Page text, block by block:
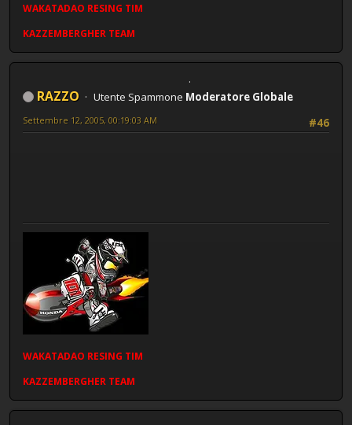
WAKATADAO RESING TIM
KAZZEMBERGHER TEAM
RAZZO Utente Spammone Moderatore Globale
#46
Settembre 12, 2005, 00:19:03 AM
WAKATADAO RESING TIM
KAZZEMBERGHER TEAM